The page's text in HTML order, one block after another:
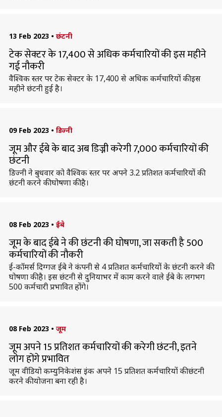
13 Feb 2023 • छंटनी
टेक सेक्टर के 17,400 से अधिक कर्मचारियों की इस महीने
गई नौकरी
वैश्विक स्तर पर टेक सेक्टर के 17,400 से अधिक कर्मचारियों की इस
महीने छंटनी हुई है।
09 Feb 2023 • डिज्नी
जूम और ईबे के बाद अब डिज्नी करेगी 7,000 कर्मचारियों की
छंटनी
डिज्नी ने बुधवार को वैश्विक स्तर पर अपने 3.2 प्रतिशत कर्मचारियों की
छंटनी करने की घोषणा की है।
08 Feb 2023 • ईबे
जूम के बाद ईबे ने की छंटनी की घोषणा, जा सकती है 500
कर्मचारियों की नौकरी
ई-कॉमर्स दिग्गज ईबे ने कंपनी से 4 प्रतिशत कर्मचारियों के छंटनी करने की
घोषणा की है। इस छंटनी से दुनियाभर में काम करने वाले ईबे के लगभग
500 कर्मचारी प्रभावित होंगे।
08 Feb 2023 • जूम
जूम अपने 15 प्रतिशत कर्मचारियों की करेगी छंटनी, इतने
लोग होंगे प्रभावित
जूम वीडियो कम्युनिकेशंस इंक अपने 15 प्रतिशत कर्मचारियों की छंटनी
करने की योजना बना रही है।